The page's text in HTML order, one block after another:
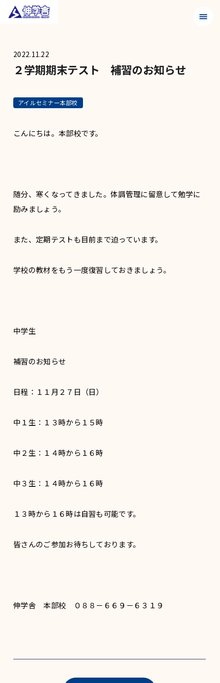
メニ
2022.11.22
２学期期末テスト 補習のお知らせ
アイルセミナー本部校
こんにちは。本部校です。
随分、寒くなってきました。体調管理に留意して勉学に
励みましょう。
また、定期テストも目前まで迫っています。
学校の教材をもう一度復習しておきましょう。
中学生
補習のお知らせ
日程：１１月２７日（日）
中１生：１３時から１５時
中２生：１４時から１６時
中３生：１４時から１６時
１３時から１６時は自習も可能です。
皆さんのご参加お待ちしております。
伸学舎 本部校 ０８８－６６９－６３１９